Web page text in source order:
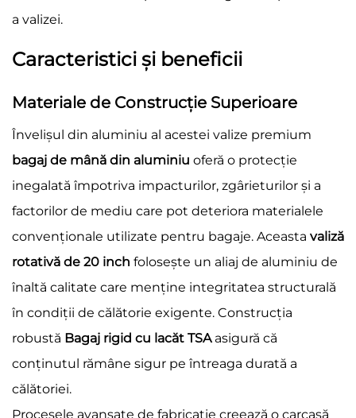
a valizei.
Caracteristici şi beneficii
Materiale de Construcție Superioare
Învelișul din aluminiu al acestei valize premium
bagaj de mână din aluminiu oferă o protecție
inegalată împotriva impacturilor, zgârieturilor și a
factorilor de mediu care pot deteriora materialele
convenționale utilizate pentru bagaje. Aceasta valiză
rotativă de 20 inch folosește un aliaj de aluminiu de
înaltă calitate care menține integritatea structurală
în condiții de călătorie exigente. Construcția
robustă Bagaj rigid cu lacăt TSA asigură că
conținutul rămâne sigur pe întreaga durată a
călătoriei.
Procesele avansate de fabricație creează o carcasă